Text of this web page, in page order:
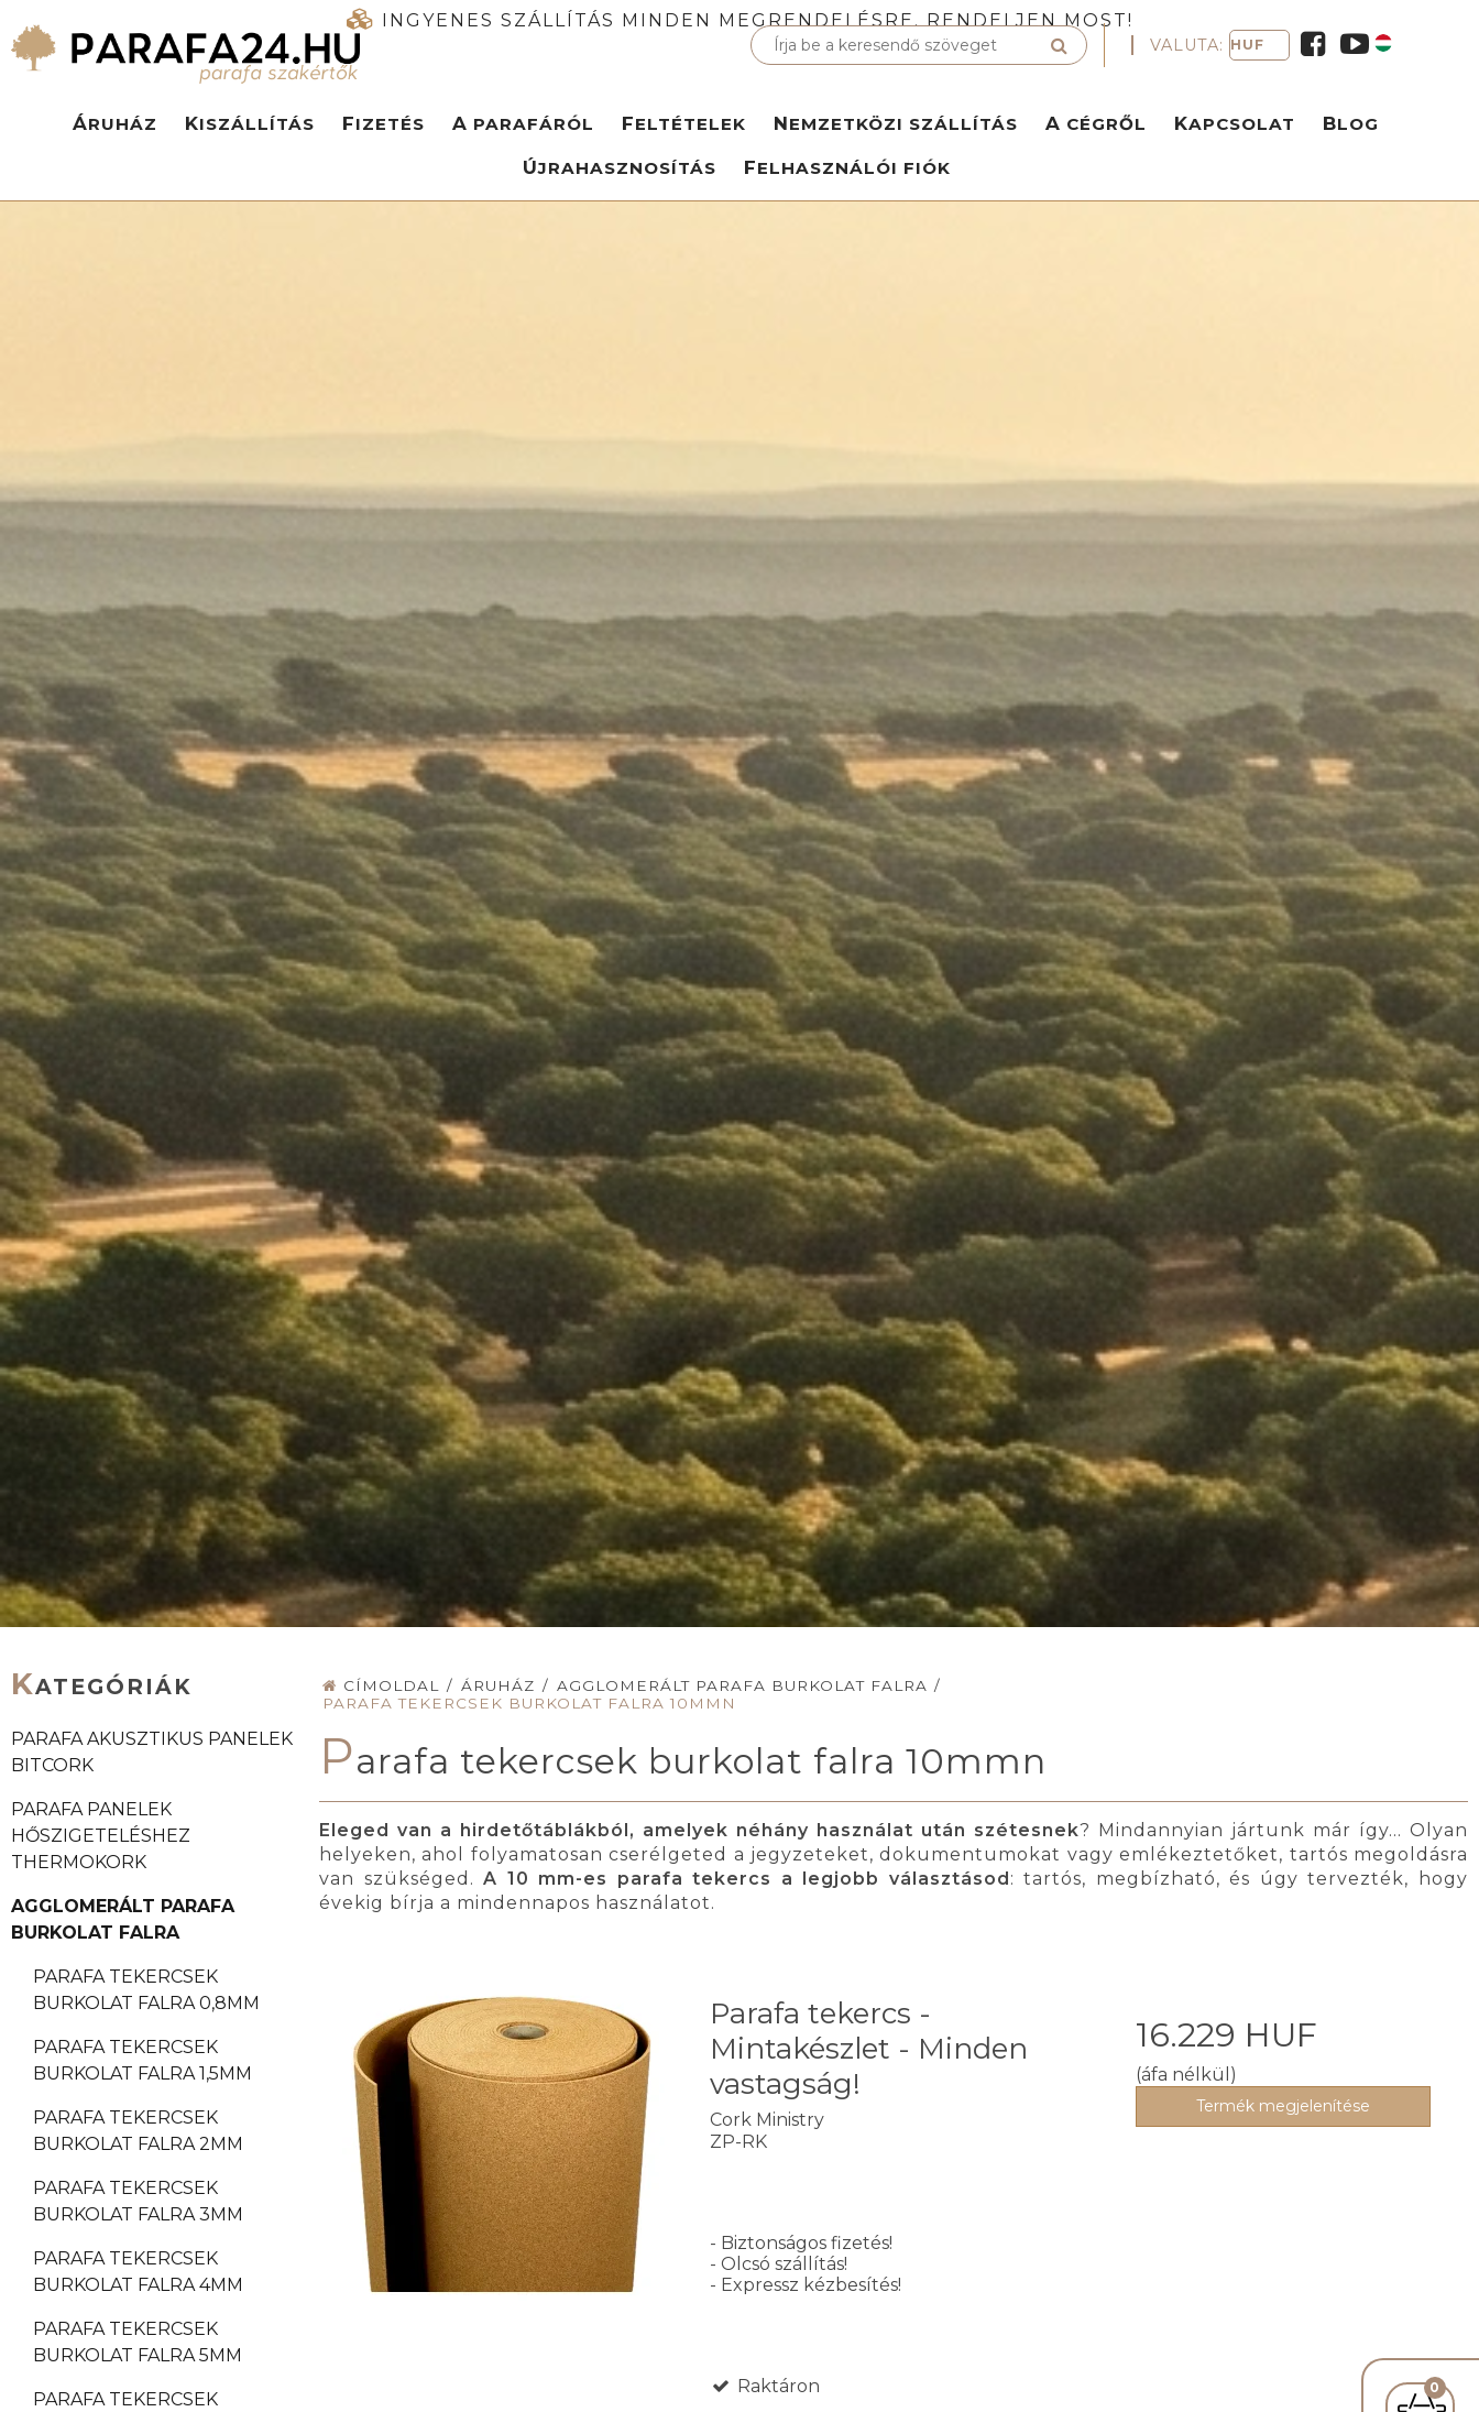
INGYENES SZÁLLÍTÁS MINDEN MEGRENDELÉSRE. RENDELJEN MOST!
0
VALUTA:
ÁRUHÁZ KISZÁLLÍTÁS FIZETÉS A PARAFÁRÓL FELTÉTELEK NEMZETKÖZI SZÁLLÍTÁS A CÉGRŐL KAPCSOLAT BLOG
ÚJRAHASZNOSÍTÁS FELHASZNÁLÓI FIÓK
KATEGÓRIÁK
PARAFA AKUSZTIKUS PANELEK
BITCORK
PARAFA PANELEK
HŐSZIGETELÉSHEZ
THERMOKORK
AGGLOMERÁLT PARAFA
BURKOLAT FALRA
PARAFA TEKERCSEK
BURKOLAT FALRA 0,8MM
PARAFA TEKERCSEK
BURKOLAT FALRA 1,5MM
PARAFA TEKERCSEK
BURKOLAT FALRA 2MM
PARAFA TEKERCSEK
BURKOLAT FALRA 3MM
PARAFA TEKERCSEK
BURKOLAT FALRA 4MM
PARAFA TEKERCSEK
BURKOLAT FALRA 5MM
PARAFA TEKERCSEK
CÍMOLDAL / ÁRUHÁZ / AGGLOMERÁLT PARAFA BURKOLAT FALRA /
PARAFA TEKERCSEK BURKOLAT FALRA 10MMN
Parafa tekercsek burkolat falra 10mmn
Eleged van a hirdetőtáblákból, amelyek néhány használat után szétesnek? Mindannyian jártunk már így... Olyan
helyeken, ahol folyamatosan cserélgeted a jegyzeteket, dokumentumokat vagy emlékeztetőket, tartós megoldásra
van szükséged.A 10 mm-es parafa tekercs a legjobb választásod : tartós, megbízható, és úgy tervezték, hogy
évekig bírja a mindennapos használatot.
Parafa tekercs -
Mintakészlet - Minden
vastagság!
Cork Ministry
ZP-RK
- Biztonságos fizetés!
- Olcsó szállítás!
- Expressz kézbesítés!
Raktáron
16.229 HUF
(áfa nélkül)
Termék megjelenítése